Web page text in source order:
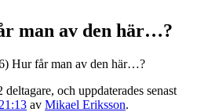
man av den här…?
Hur får man av den här…?
och uppdaterades senast
av Mikael Eriksson.